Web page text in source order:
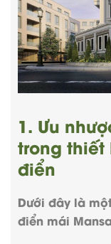
1. Ưu
trong
điển
Dưới đây là
điển mái